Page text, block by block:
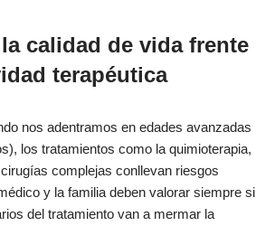
calidad de vida frente
terapéutica
nos adentramos en edades avanzadas
los tratamientos como la quimioterapia,
complejas conllevan riesgos
y la familia deben valorar siempre si
del tratamiento van a mermar la